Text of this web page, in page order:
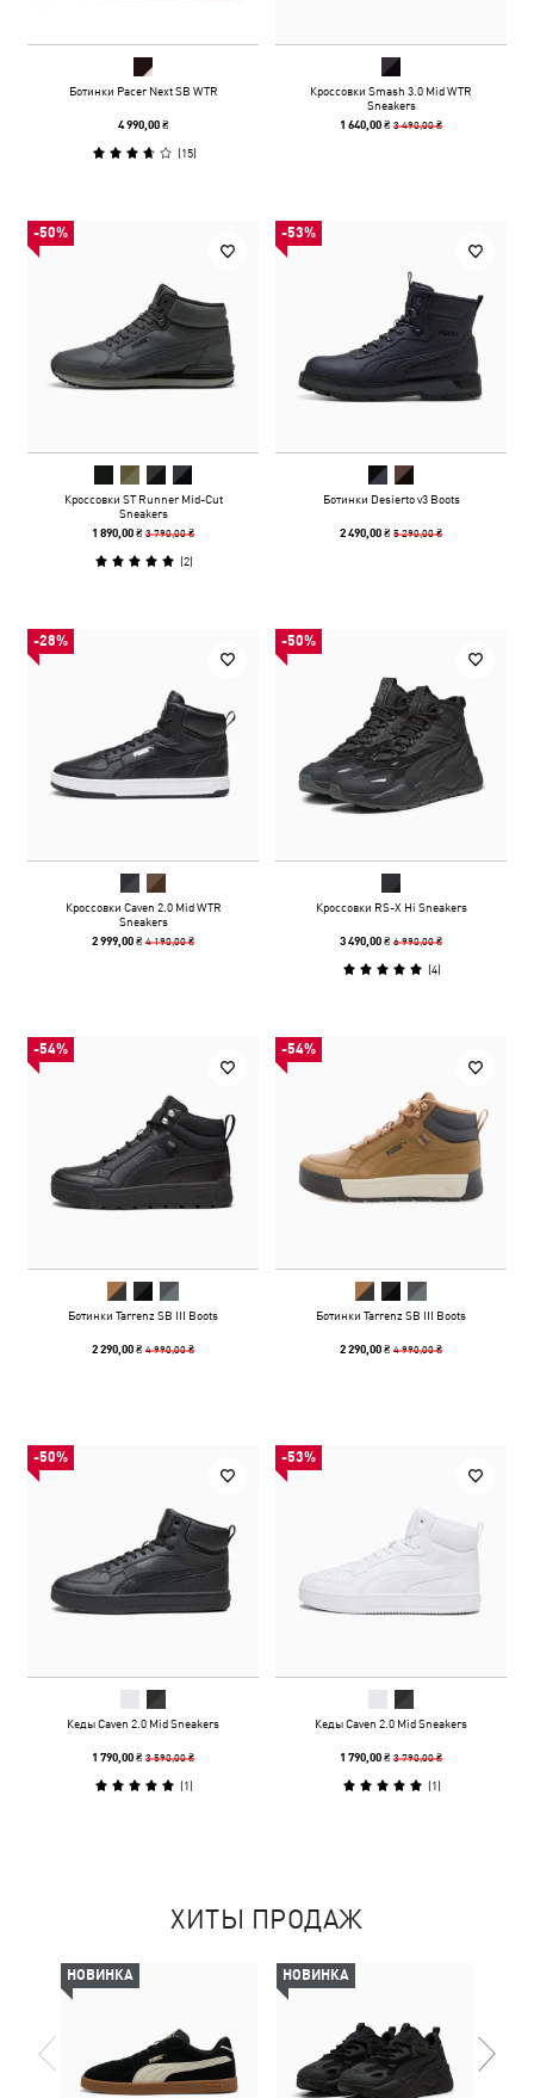
Ботинки Pacer Next SB WTR
4 990,00 ₴
(15)
Кроссовки Smash 3.0 Mid WTR
Sneakers
1 640,00 ₴3 490,00 ₴
-50%
Кроссовки ST Runner Mid-Cut
Sneakers
1 890,00 ₴3 790,00 ₴
(2)
-53%
Ботинки Desierto v3 Boots
2 490,00 ₴5 290,00 ₴
-28%
Кроссовки Caven 2.0 Mid WTR
Sneakers
2 999,00 ₴4 190,00 ₴
-50%
Кроссовки RS-X Hi Sneakers
3 490,00 ₴6 990,00 ₴
(4)
-54%
Ботинки Tarrenz SB III Boots
2 290,00 ₴4 990,00 ₴
-54%
Ботинки Tarrenz SB III Boots
2 290,00 ₴4 990,00 ₴
-50%
Кеды Caven 2.0 Mid Sneakers
1 790,00 ₴3 590,00 ₴
(1)
-53%
Кеды Caven 2.0 Mid Sneakers
1 790,00 ₴3 790,00 ₴
(1)
ХИТЫ ПРОДАЖ
НОВИНКА НОВИНКА